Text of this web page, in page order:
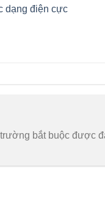
dạng điện cực
bắt buộc được